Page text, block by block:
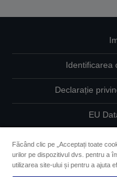
Identificarea
Declarație
EU
Informaţii
Făcând clic pe „Acceptați toate
urilor pe dispozitivul dvs. pentru a
utilizarea site-ului și pentru a ajuta